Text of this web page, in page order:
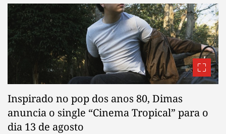
Inspirado no pop dos anos 80, Dimas
anuncia o single “Cinema Tropical” para o
dia 13 de agosto